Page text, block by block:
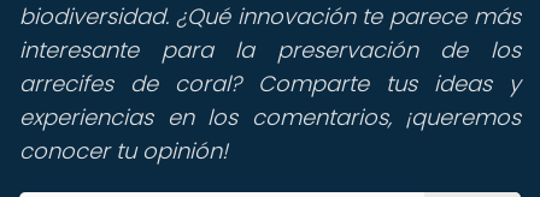
biodiversidad. ¿Qué innovación te parece más
interesante para la preservación de los
arrecifes de coral? Comparte tus ideas y
experiencias en los comentarios, ¡queremos
conocer tu opinión!